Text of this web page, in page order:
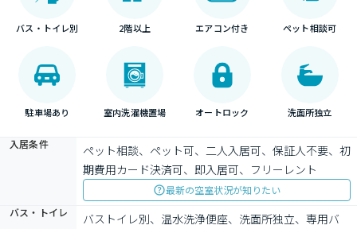
バス・トイレ別 2階以上 エアコン付き ペット相談可
駐車場あり 室内洗濯機置場 オートロック 洗面所独立
入居条件
ペット相談、ペット可、二人入居可、保証人不要、初
期費用カード決済可、即入居可、フリーレント
最新の空室状況が知りたい
バス・トイレ
バストイレ別、温水洗浄便座、洗面所独立、専用バ